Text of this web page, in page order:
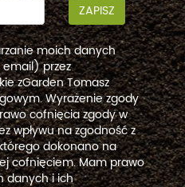
ZAPISZ
moich danych
przez
zGarden Tomasz
Wyrażenie zgody
cofnięcia zgody w
wpływu na zgodność z
dokonano na
cofnięciem. Mam prawo
danych i ich